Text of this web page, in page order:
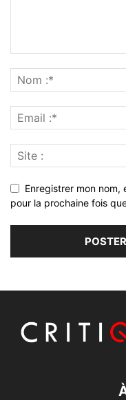
Enregistrer mon
pour la prochaine fois